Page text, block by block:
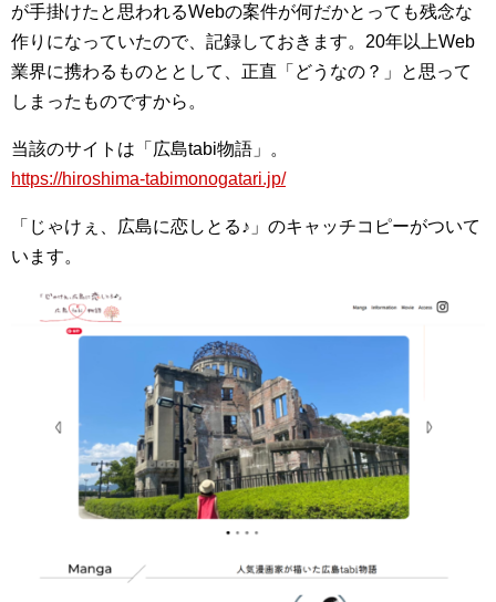
が手掛けたと思われるWebの案件が何だかとっても残念な
作りになっていたので、記録しておきます。20年以上Web
業界に携わるものととして、正直「どうなの？」と思って
しまったものですから。
当該のサイトは「広島tabi物語」。
https://hiroshima-tabimonogatari.jp/
「じゃけぇ、広島に恋しとる♪」のキャッチコピーがついて
います。